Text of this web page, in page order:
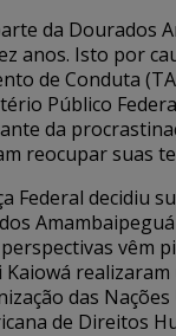
da Dourados
anos. Isto por
de Conduta
Público
da
reocupar suas
Federal decidiu
vêm
realizaram
das Nações
de Direitos